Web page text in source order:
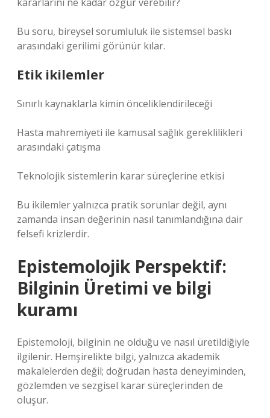
Bu soru, bireysel sorumluluk ile sistemsel baskı
arasındaki gerilimi görünür kılar.
Etik ikilemler
Sınırlı kaynaklarla kimin önceliklendirileceği
Hasta mahremiyeti ile kamusal sağlık gereklilikleri
arasındaki çatışma
Teknolojik sistemlerin karar süreçlerine etkisi
Bu ikilemler yalnızca pratik sorunlar değil, aynı
zamanda insan değerinin nasıl tanımlandığına dair
felsefi krizlerdir.
Epistemolojik Perspektif:
Bilginin Üretimi ve bilgi
kuramı
Epistemoloji, bilginin ne olduğu ve nasıl üretildiğiyle
ilgilenir. Hemşirelikte bilgi, yalnızca akademik
makalelerden değil; doğrudan hasta deneyiminden,
gözlemden ve sezgisel karar süreçlerinden de
oluşur.